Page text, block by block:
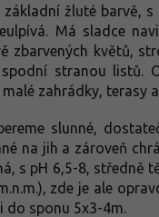
žluté barvě,
Má sladce
zbarvených květů,
stranou listů.
zahrádky, terasy
slunné,
na jih a zároveň
s pH 6,5-8,
zde je ale
do sponu 5x3-4m.